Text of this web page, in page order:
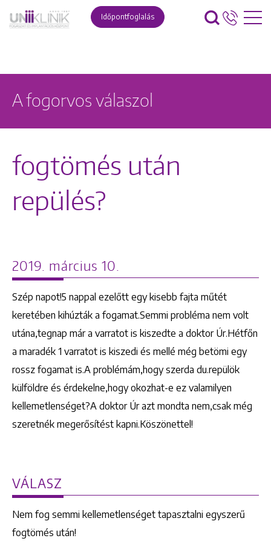
Időpontfoglalás
A fogorvos válaszol
fogtömés után
repülés?
2019. március 10.
Szép napot!5 nappal ezelőtt egy kisebb fajta műtét
keretében kihúzták a fogamat.Semmi probléma nem volt
utána,tegnap már a varratot is kiszedte a doktor Úr.Hétfőn
a maradék 1 varratot is kiszedi és mellé még betömi egy
rossz fogamat is.A problémám,hogy szerda du.repülök
külföldre és érdekelne,hogy okozhat-e ez valamilyen
kellemetlenséget?A doktor Úr azt mondta nem,csak még
szeretnék megerősítést kapni.Köszönettel!
VÁLASZ
Nem fog semmi kellemetlenséget tapasztalni egyszerű
fogtömés után!